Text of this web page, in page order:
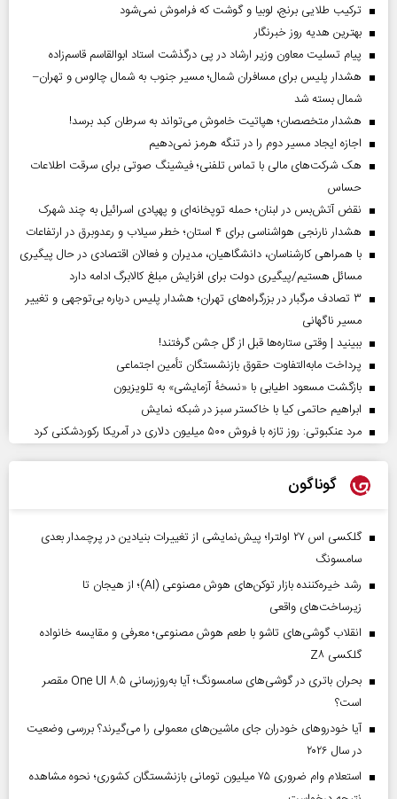
ترکیب طلایی برنج، لوبیا و گوشت که فراموش نمی‌شود
بهترین هدیه روز خبرنگار
پیام تسلیت معاون وزیر ارشاد در پی درگذشت استاد ابوالقاسم قاسم‌زاده
هشدار پلیس برای مسافران شمال؛ مسیر جنوب به شمال چالوس و تهران–
شمال بسته شد
هشدار متخصصان؛ هپاتیت خاموش می‌تواند به سرطان کبد برسد!
اجازه ایجاد مسیر دوم را در تنگه هرمز نمی‌دهیم
هک شرکت‌های مالی با تماس تلفنی؛ فیشینگ صوتی برای سرقت اطلاعات
حساس
نقض آتش‌بس در لبنان؛ حمله توپخانه‌ای و پهپادی اسرائیل به چند شهرک
هشدار نارنجی هواشناسی برای ۴ استان؛ خطر سیلاب و رعدوبرق در ارتفاعات
با همراهی کارشناسان، دانشگاهیان، مدیران و فعالان اقتصادی در حال پیگیری
مسائل هستیم/پیگیری دولت برای افزایش مبلغ کالابرگ ادامه دارد
۳ تصادف مرگبار در بزرگراه‌های تهران؛ هشدار پلیس درباره بی‌توجهی و تغییر
مسیر ناگهانی
ببینید | وقتی ستاره‌ها قبل از گل جشن گرفتند!
پرداخت مابه‌التفاوت حقوق بازنشستگان تأمین اجتماعی
بازگشت مسعود اطیابی با «نسخهٔ آزمایشی» به تلویزیون
ابراهیم حاتمی کیا با خاکستر سبز در شبکه نمایش
مرد عنکبوتی: روز تازه با فروش ۵۰۰ میلیون دلاری در آمریکا رکوردشکنی کرد
گوناگون
گلکسی اس ۲۷ اولترا؛ پیش‌نمایشی از تغییرات بنیادین در پرچمدار بعدی
سامسونگ
رشد خیره‌کننده بازار توکن‌های هوش مصنوعی (AI)؛ از هیجان تا
زیرساخت‌های واقعی
انقلاب گوشی‌های تاشو‌ با طعم هوش مصنوعی؛ معرفی و مقایسه خانواده
گلکسی Z۸
بحران باتری در گوشی‌های سامسونگ؛ آیا به‌روزرسانی One UI ۸.۵ مقصر
است؟
آیا خودروهای خودران جای ماشین‌های معمولی را می‌گیرند؟ بررسی وضعیت
در سال ۲۰۲۶
استعلام وام ضروری ۷۵ میلیون تومانی بازنشستگان کشوری؛ نحوه مشاهده